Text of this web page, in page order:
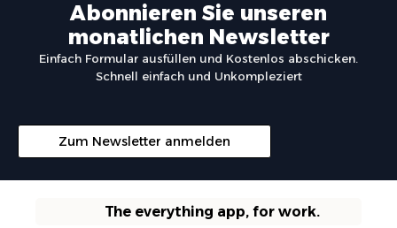
Abonnieren Sie unseren
monatlichen Newsletter
Einfach Formular ausfüllen und Kostenlos abschicken.
Schnell einfach und Unkompleziert
Zum Newsletter anmelden
The everything app, for work.